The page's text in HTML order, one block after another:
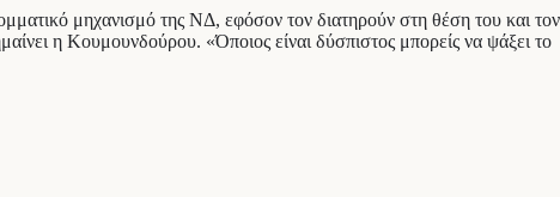
μηχανισμό της ΝΔ, εφόσον τον διατηρούν στη θέση του και τον
η Κουμουνδούρου. «Όποιος είναι δύσπιστος μπορείς να ψάξει το